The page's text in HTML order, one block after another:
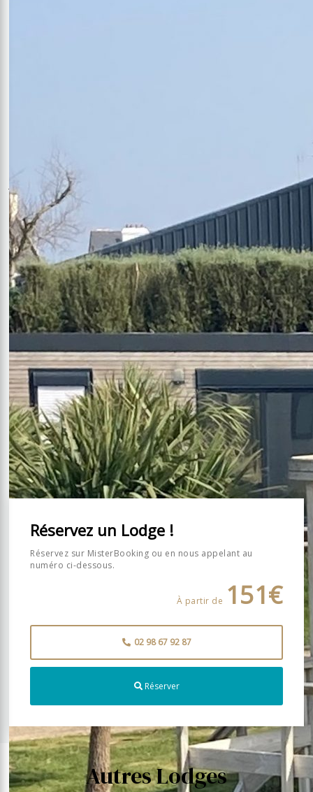
Douche à l’italienne avec draps de bain, serviettes, tapis de bain
(linge renouvelé toutes les 3 nuits pour des séjours de plus de 3
Équipements
Sèche cheveux
Peignoirs
TV écran plat (via satellite)
Dressing
WC séparé
VMC
Chauffage électrique
WiFi gratuit / Coffre fort électronique
Mini-bar
Terrasse sur pilotis (et salon de jardin)
Machine à café Nespresso (2 dosettes), bouilloire, tasses et mugs
SPA personnel 2 places avec peignoirs SPA et chaussons (une charte
de respect des consignes d’utilisation sera à signer et un acompte
de 500€ sera demandé et encaissé en cas de non respect de la
charte)
Arrivée 15h30 – Départ 10h30au plus tard
Chien admis uniquement sur accord, avec supplément.
Condition d'utilisation du Spa 2026
Réservez un Lodge !
Réservez sur MisterBooking ou en nous appelant au
numéro ci-dessous.
À partir de 151€
02 98 67 92 87
Réserver
Autres Lodges